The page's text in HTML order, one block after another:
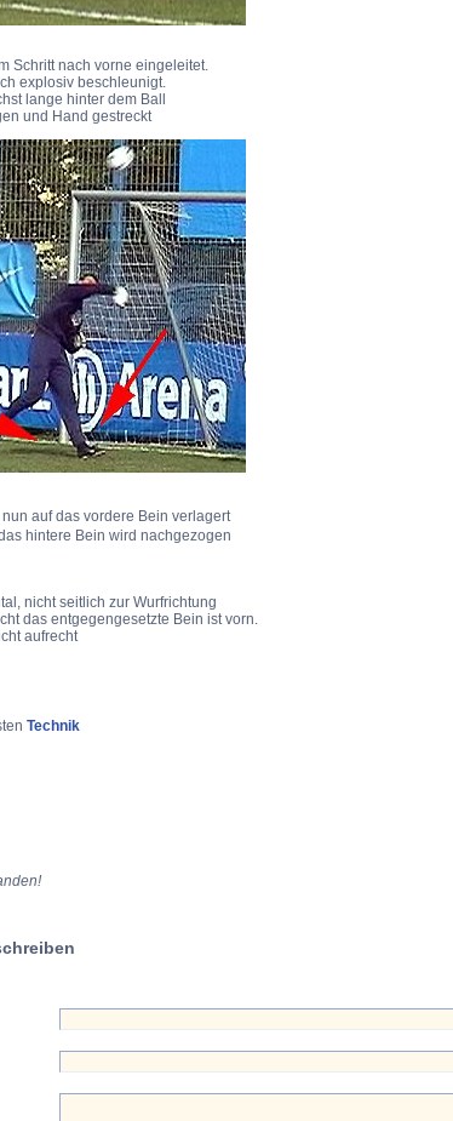
Schritt nach vorne eingeleitet.
explosiv beschleunigt.
lange hinter dem Ball
und Hand gestreckt
auf das vordere Bein verlagert
hintere Bein wird nachgezogen
nicht seitlich zur Wurfrichtung
das entgegengesetzte Bein ist vorn.
aufrecht
Technik